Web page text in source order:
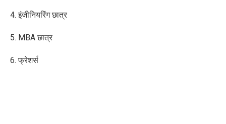
4. इंजीनियरिंग छात्र
5. MBA छात्र
6. फ्रेशर्स